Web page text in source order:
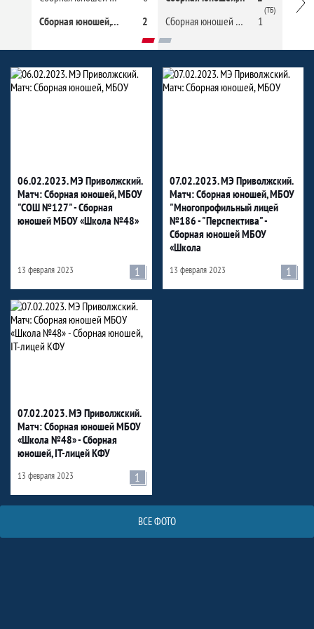
Сборная юношей, IT-лицей КФУ
2
(ТБ)
Сборная юношей МБОУ «Школа №48» 1
Фото
06.02.2023. МЭ Приволжский.
Матч: Сборная юношей, МБОУ
"СОШ №127" - Сборная
юношей МБОУ «Школа №48»
13 февраля 2023 1
07.02.2023. МЭ Приволжский.
Матч: Сборная юношей, МБОУ
"Многопрофильный лицей
№186 - "Перспектива" -
Сборная юношей МБОУ
«Школа
13 февраля 2023 1
07.02.2023. МЭ Приволжский.
Матч: Сборная юношей МБОУ
«Школа №48» - Сборная
юношей, IT-лицей КФУ
13 февраля 2023 1
ВСЕ ФОТО